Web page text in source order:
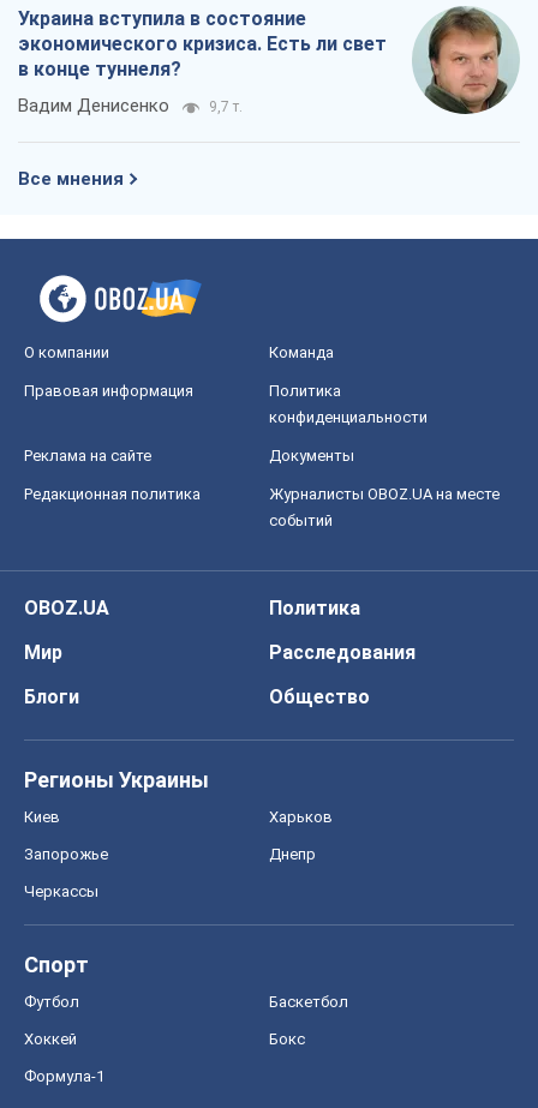
Украина вступила в состояние
экономического кризиса. Есть ли свет
в конце туннеля?
Вадим Денисенко 9,7 т.
Все мнения
О компании Команда
Правовая информация
Политика
конфиденциальности
Реклама на сайте Документы
Редакционная политика
Журналисты OBOZ.UA на месте
событий
OBOZ.UA
Политика
Мир
Расследования
Блоги
Общество
Регионы Украины
Киев Харьков
Запорожье Днепр
Черкассы
Спорт
Футбол Баскетбол
Хоккей Бокс
Формула-1